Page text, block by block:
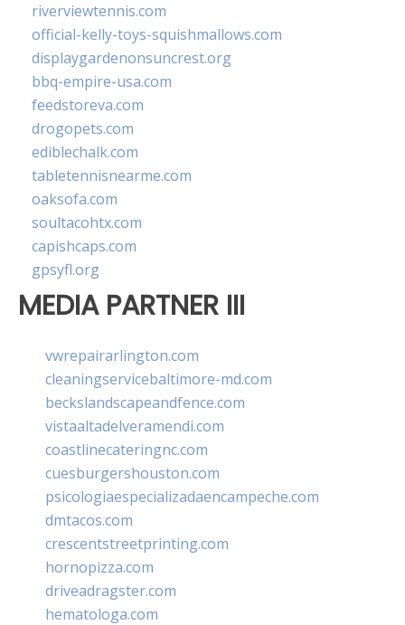
riverviewtennis.com
official-kelly-toys-squishmallows.com
displaygardenonsuncrest.org
bbq-empire-usa.com
feedstoreva.com
drogopets.com
ediblechalk.com
tabletennisnearme.com
oaksofa.com
soultacohtx.com
capishcaps.com
gpsyfl.org
MEDIA PARTNER III
vwrepairarlington.com
cleaningservicebaltimore-md.com
beckslandscapeandfence.com
vistaaltadelveramendi.com
coastlinecateringnc.com
cuesburgershouston.com
psicologiaespecializadaencampeche.com
dmtacos.com
crescentstreetprinting.com
hornopizza.com
driveadragster.com
hematologa.com